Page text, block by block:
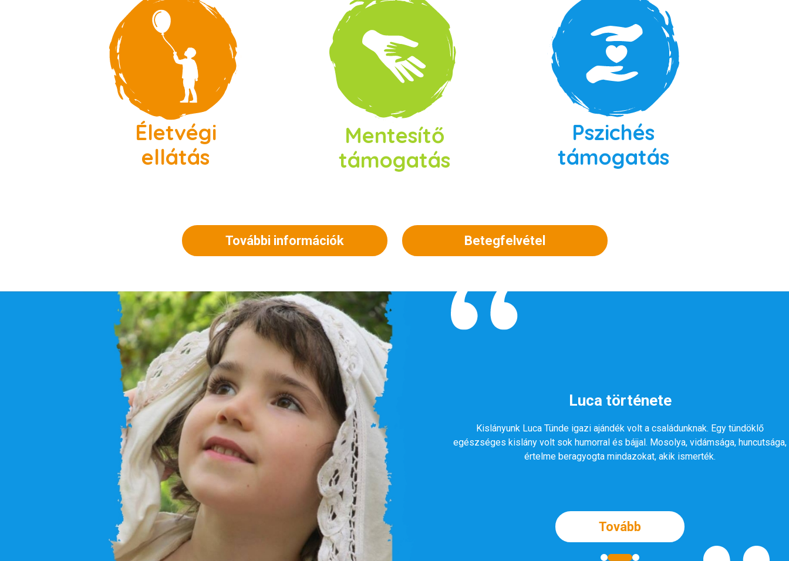
Életvégi
ellátás
Mentesítő
támogatás
Pszichés
támogatás
További információk Betegfelvétel
Luca története
Kislányunk Luca Tünde igazi ajándék volt a családunknak. Egy tündöklő
egészséges kislány volt sok humorral és bájjal. Mosolya, vidámsága, huncutsága,
értelme beragyogta mindazokat, akik ismerték.
Tovább